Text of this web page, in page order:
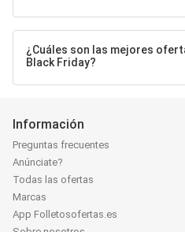
¿Cuáles son las mejores
Black Friday?
Información
Preguntas frecuentes
Anúnciate?
Todas las ofertas
Marcas
App Folletosofertas.es